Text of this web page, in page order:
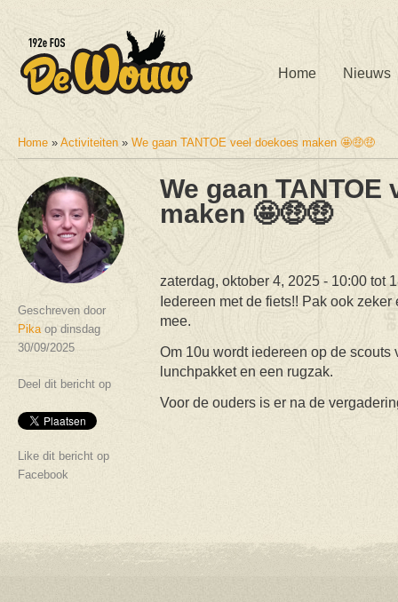
Home Nieuws
U bent hier
Home » Activiteiten » We gaan TANTOE veel doekoes maken 🤩🤑🤑
Geschreven door
Pika op dinsdag
30/09/2025
Deel dit bericht op
Like dit bericht op
Facebook
We gaan TANTOE
maken 🤩🤑🤑
zaterdag, oktober 4, 2025 - 10:00 tot
Iedereen met de fiets!! Pak ook
mee.
Om 10u wordt iedereen op de scouts
lunchpakket en een rugzak.
Voor de ouders is er na de